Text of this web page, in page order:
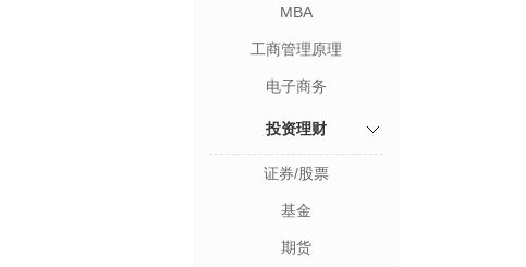
MBA
工商管理原理
电子商务
投资理财
证券/股票
基金
期货